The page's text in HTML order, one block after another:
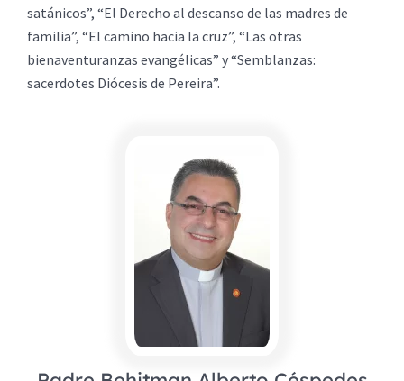
satánicos”, “El Derecho al descanso de las madres de
familia”, “El camino hacia la cruz”, “Las otras
bienaventuranzas evangélicas” y “Semblanzas:
sacerdotes Diócesis de Pereira”.